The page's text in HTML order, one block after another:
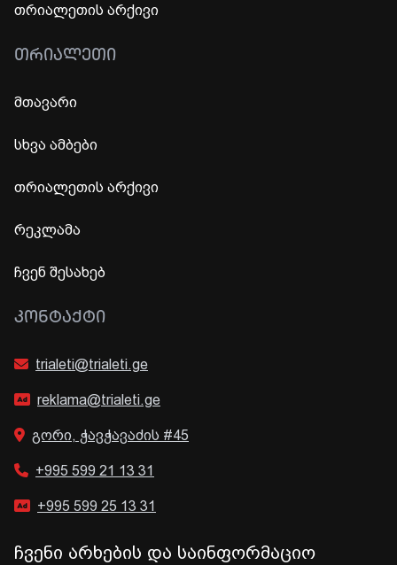
თრიალეთის არქივი
ᲗᲠᲘᲐᲚᲔᲗᲘ
მთავარი
სხვა ამბები
თრიალეთის არქივი
რეკლამა
ჩვენ შესახებ
ᲙᲝᲜᲢᲐᲥᲢᲘ
trialeti@trialeti.ge
reklama@trialeti.ge
გორი, ჭავჭავაძის #45
+995 599 21 13 31
+995 599 25 13 31
ჩვენი არხების და საინფორმაციო